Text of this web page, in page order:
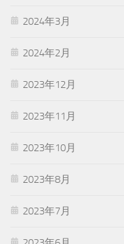
2024年3月
2024年2月
2023年12月
2023年11月
2023年10月
2023年8月
2023年7月